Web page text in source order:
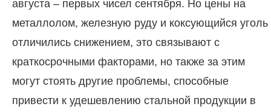
августа – первых чисел сентября. Но цены на
металлолом, железную руду и коксующийся уголь
отличились снижением, это связывают с
краткосрочными факторами, но также за этим
могут стоять другие проблемы, способные
привести к удешевлению стальной продукции в